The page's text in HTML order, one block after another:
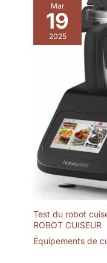
Mar
19
2025
Test du robot
ROBOT CUISEUR
Équipements de